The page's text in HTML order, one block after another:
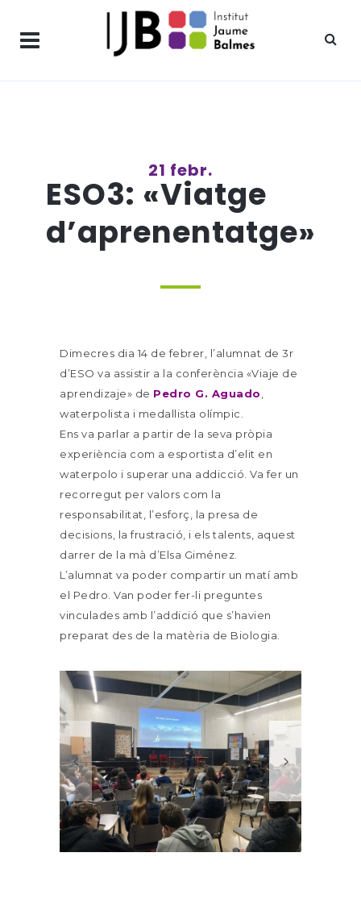
21 febr.
ESO3: «Viatge
d’aprenentatge»
Dimecres dia 14 de febrer, l’alumnat de 3r
d’ESO va assistir a la conferència «Viaje de
aprendizaje» de Pedro G. Aguado
waterpolista i medallista olímpic.
Ens va parlar a partir de la seva pròpia
experiència com a esportista d’elit en
waterpolo i superar una addicció. Va fer un
recorregut per valors com la
responsabilitat, l’esforç, la presa de
decisions, la frustració, i els talents, aquest
darrer de la mà d’Elsa Giménez.
L’alumnat va poder compartir un matí amb
el Pedro. Van poder fer-li preguntes
vinculades amb l’addició que s’havien
preparat des de la matèria de Biologia.